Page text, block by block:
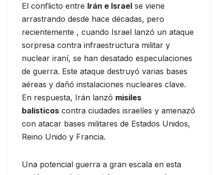
El conflicto entre Irán e Israel se viene
arrastrando desde hace décadas, pero
recientemente , cuando Israel lanzó un ataque
sorpresa contra infraestructura militar y
nuclear iraní, se han desatado especulaciones
de guerra. Este ataque destruyó varias bases
aéreas y dañó instalaciones nucleares clave.
En respuesta, Irán lanzó misiles
balísticos contra ciudades israelíes y amenazó
con atacar bases militares de Estados Unidos,
Reino Unido y Francia.
Una potencial guerra a gran escala en esta